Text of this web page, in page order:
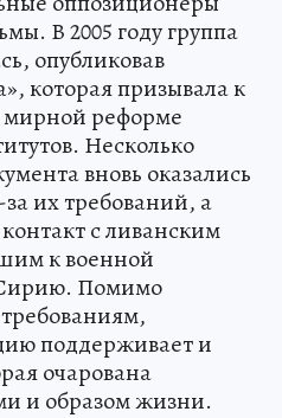
В 2005 году группа
опубликовав
которая призывала к
мирной реформе
Несколько
вновь оказались
их требований, а
с ливанским
к военной
Помимо
поддерживает и
очарована
и образом жизни.